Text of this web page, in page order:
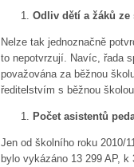
Odliv dětí a žáků
Nelze tak jednoznačně
to nepotvrzují. Navíc, řada
považována za běžnou
ředitelstvím s běžnou
Počet asistentů
Jen od školního roku 2010/
bylo vykázáno 13 299 AP,